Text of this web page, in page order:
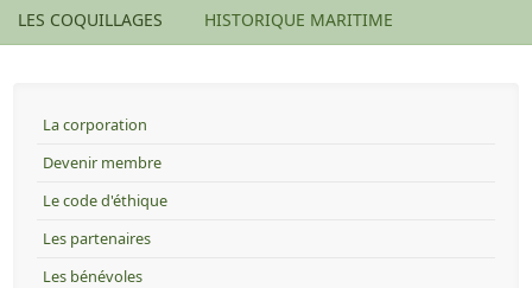
LES COQUILLAGES HISTORIQUE MARITIME
La corporation
Devenir membre
Le code d'éthique
Les partenaires
Les bénévoles